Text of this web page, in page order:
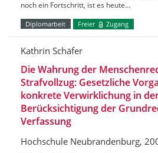
noch ein Fortschritt, ist es heute…
Diplomarbeit Freier Zugang
Kathrin Schäfer
Die Wahrung der
Strafvollzug: Gesetzliche
konkrete Verwirklichung in
Berücksichtigung der
Verfassung
Hochschule Neubrandenburg,